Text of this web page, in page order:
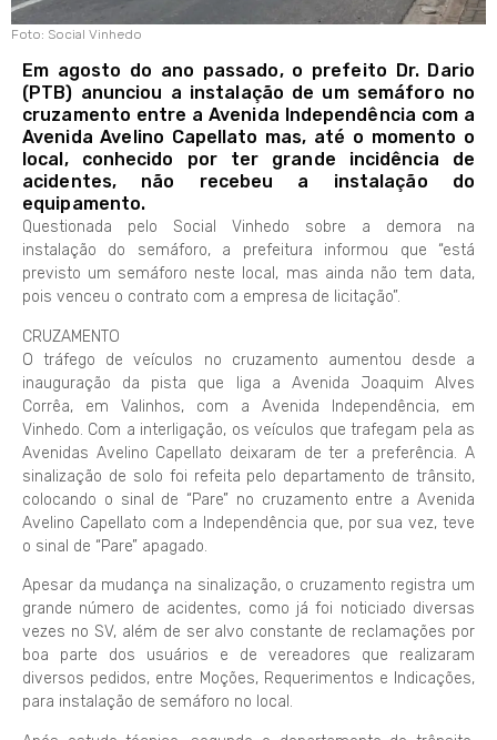
Foto: Social Vinhedo
Em agosto do ano passado, o prefeito Dr. Dario
(PTB) anunciou a instalação de um semáforo no
cruzamento entre a Avenida Independência com a
Avenida Avelino Capellato mas, até o momento o
local, conhecido por ter grande incidência de
acidentes, não recebeu a instalação do
equipamento.
Questionada pelo Social Vinhedo sobre a demora na
instalação do semáforo, a prefeitura informou que “está
previsto um semáforo neste local, mas ainda não tem data,
pois venceu o contrato com a empresa de licitação”.
CRUZAMENTO
O tráfego de veículos no cruzamento aumentou desde a
inauguração da pista que liga a Avenida Joaquim Alves
Corrêa, em Valinhos, com a Avenida Independência, em
Vinhedo. Com a interligação, os veículos que trafegam pela as
Avenidas Avelino Capellato deixaram de ter a preferência. A
sinalização de solo foi refeita pelo departamento de trânsito,
colocando o sinal de “Pare” no cruzamento entre a Avenida
Avelino Capellato com a Independência que, por sua vez, teve
o sinal de “Pare” apagado.
Apesar da mudança na sinalização, o cruzamento registra um
grande número de acidentes, como já foi noticiado diversas
vezes no SV, além de ser alvo constante de reclamações por
boa parte dos usuários e de vereadores que realizaram
diversos pedidos, entre Moções, Requerimentos e Indicações,
para instalação de semáforo no local.